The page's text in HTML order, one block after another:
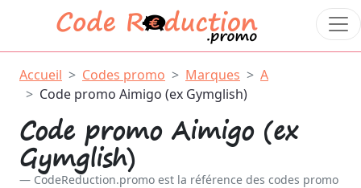
Accueil Codes promo Marques
A
Code promo Aimigo (ex Gymglish)
Code promo Aimigo (ex
Gymglish)
CodeReduction.promo est la référence des codes promo